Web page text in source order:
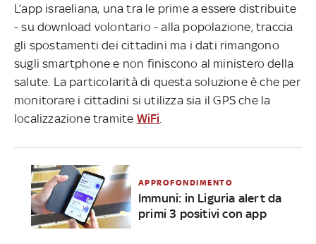
L’app israeliana, una tra le prime a essere distribuite
- su download volontario - alla popolazione, traccia
gli spostamenti dei cittadini ma i dati rimangono
sugli smartphone e non finiscono al ministero della
salute. La particolarità di questa soluzione è che per
monitorare i cittadini si utilizza sia il GPS che la
localizzazione tramite WiFi
APPROFONDIMENTO
Immuni: in Liguria alert da
primi 3 positivi con app